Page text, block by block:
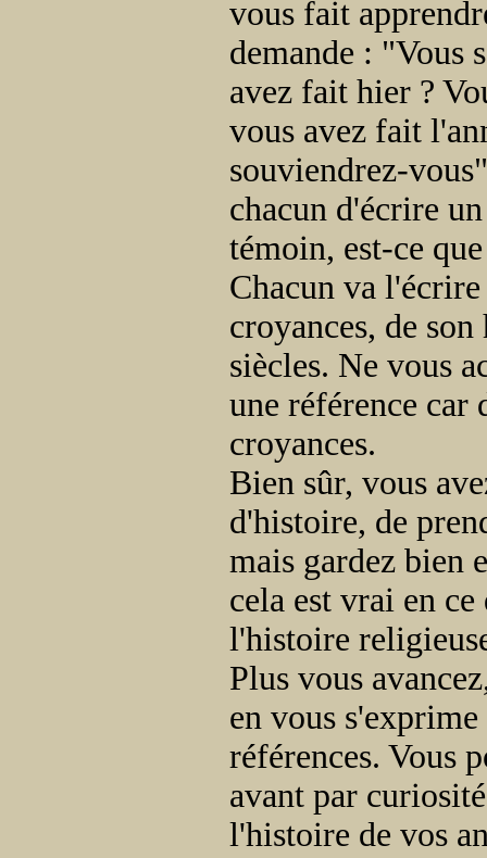
vous fait
demande : "Vous
avez fait hier ?
vous avez fait
souviendrez-
chacun d'écrire
témoin, est-ce
Chacun va l'écrire
croyances, de
siècles. Ne vous
une référence car
croyances.
Bien sûr, vous
d'histoire, de
mais gardez bien
cela est vrai en
l'histoire
Plus vous
en vous
références. Vous
avant par
l'histoire de vos